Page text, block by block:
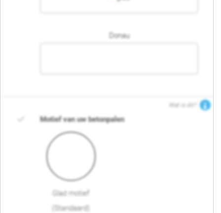
Donau
Wat is dit?
Motief van uw betonpalen
Glad motief
(Standaard)